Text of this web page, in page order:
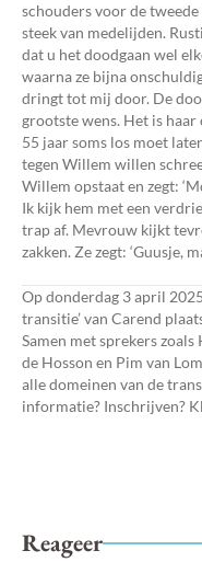
schouders voor de tweede
steek van medelijden.
dat u het doodgaan wel
waarna ze bijna
dringt tot mij door. De
grootste wens. Het is
55 jaar soms los moet
tegen Willem willen
Willem opstaat en zegt:
Ik kijk hem met een
trap af. Mevrouw kijkt
zakken. Ze zegt: ‘Guusje,
Op donderdag 3 april
transitie’ van Carend
Samen met sprekers
de Hosson en Pim van
alle domeinen van de
informatie? Inschrijven?
Reageer